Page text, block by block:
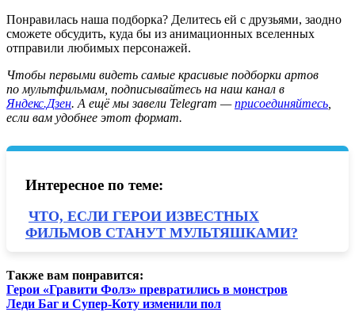
Понравилась наша подборка? Делитесь ей с друзьями, заодно
сможете обсудить, куда бы из анимационных вселенных
отправили любимых персонажей.
Чтобы первыми видеть самые красивые подборки артов
по мультфильмам, подписывайтесь на наш канал в
Яндекс.Дзен. А ещё мы завели Telegram — присоединяйтесь
если вам удобнее этот формат.
Интересное по теме:
ЧТО, ЕСЛИ ГЕРОИ ИЗВЕСТНЫХ
ФИЛЬМОВ СТАНУТ МУЛЬТЯШКАМИ?
Также вам понравится:
Герои «Гравити Фолз» превратились в монстров
Леди Баг и Супер-Коту изменили пол